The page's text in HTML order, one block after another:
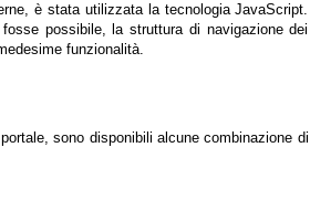
è stata utilizzata la tecnologia JavaScript.
possibile, la struttura di navigazione dei
funzionalità.
sono disponibili alcune combinazione di